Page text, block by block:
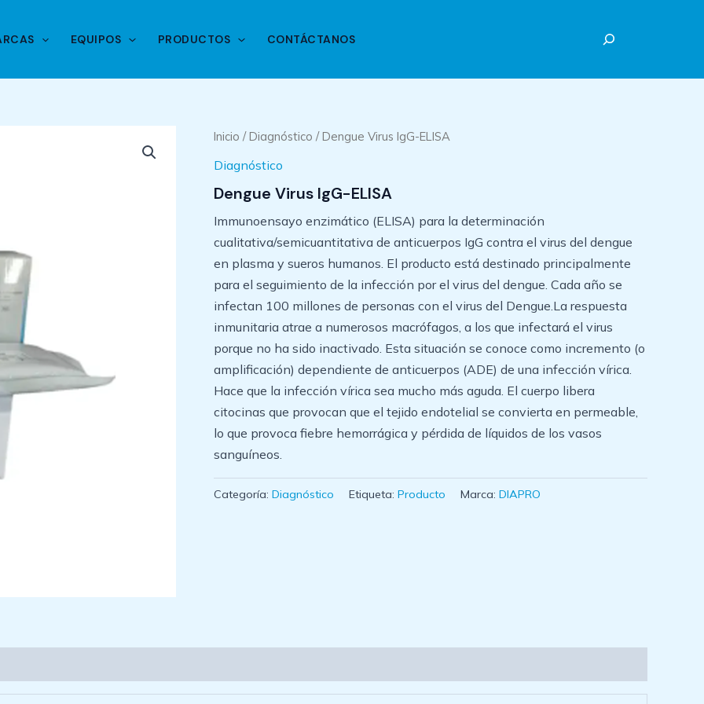
EQUIPOS PRODUCTOS CONTÁCTANOS
Inicio /Diagnóstico / Dengue Virus IgG-ELISA
Diagnóstico
Dengue Virus IgG-ELISA
Immunoensayo enzimático (ELISA) para la determinación
cualitativa/semicuantitativa de anticuerpos IgG contra el virus del dengue
en plasma y sueros humanos. El producto está destinado principalmente
para el seguimiento de la infección por el virus del dengue. Cada año se
infectan 100 millones de personas con el virus del Dengue.La respuesta
inmunitaria atrae a numerosos macrófagos, a los que infectará el virus
porque no ha sido inactivado. Esta situación se conoce como incremento (o
amplificación) dependiente de anticuerpos (ADE) de una infección vírica.
Hace que la infección vírica sea mucho más aguda. El cuerpo libera
citocinas que provocan que el tejido endotelial se convierta en permeable,
lo que provoca fiebre hemorrágica y pérdida de líquidos de los vasos
sanguíneos.
Categoría: Diagnóstico Etiqueta: Producto Marca: DIAPRO